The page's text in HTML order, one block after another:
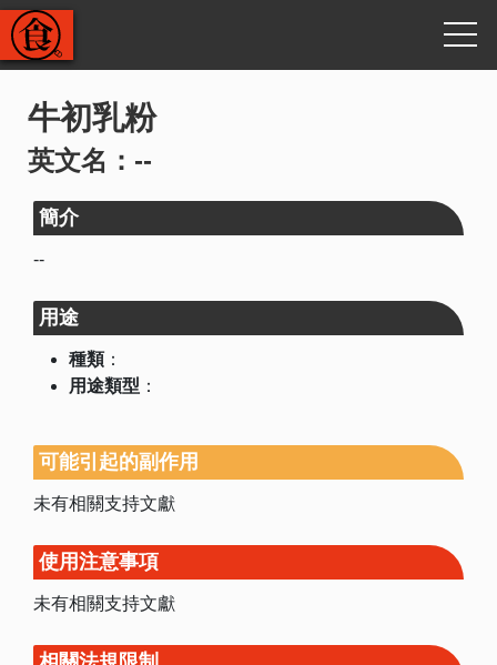
牛初乳粉
英文名：--
簡介
--
用途
種類：
用途類型 ：
可能引起的副作用
未有相關支持文獻
使用注意事項
未有相關支持文獻